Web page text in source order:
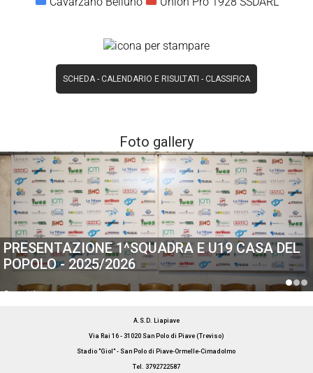
SCHEDA- CALENDARIO E RISULTATI - CLASSIFICA
Foto gallery
PRESENTAZIONE 1^SQUADRA E U19 CASA DEL
POPOLO - 2025/2026
Generiche
A.S.D. Liapiave
Via Rai 16 - 31020 San Polo di Piave (Treviso)
Stadio "Giol" - San Polo di Piave-Ormelle-Cimadolmo
Tel. 3792722587